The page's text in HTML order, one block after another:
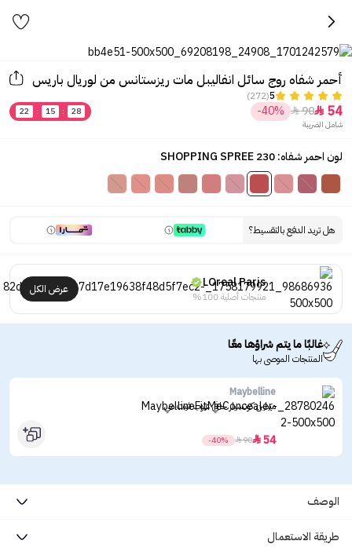
أحمر شفاه روج سائل انفاليبل مات ريزستانس من لوريال باريس
5
(272)
54

90

-40%
22 : 15 :
28
شامل الضريبة
لون احمر شفاه: 230 SHOPPING SPREE
هل تريد الدفع بالتقسيط؟
LOreal Paris
منتجات أصلية 100%
عرض الكل
غالبًا ما يتم شراؤها معًا
المنتجات الموصى بها
Maybelline
ميبلين كونسيلر خافي عيوب فيت مي
54

90

-40%
الوصف
طريقة الاستعمال